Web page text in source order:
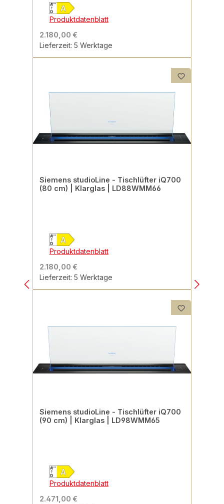
Produktdatenblatt
2.180,00 €
Lieferzeit: 5 Werktage
Siemens studioLine - Tischlüfter iQ700
(80 cm) | Klarglas | LD88WMM66
Produktdatenblatt
2.180,00 €
Lieferzeit: 5 Werktage
Siemens studioLine - Tischlüfter iQ700
(90 cm) | Klarglas | LD98WMM65
Produktdatenblatt
2.471,00 €